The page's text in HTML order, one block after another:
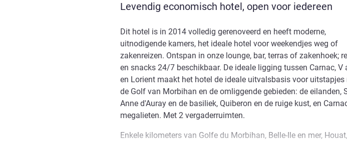
Levendig economisch hotel, open voor iedereen
Dit hotel is in 2014 volledig gerenoveerd en heeft moderne,
uitnodigende kamers, het ideale hotel voor weekendjes weg of
zakenreizen. Ontspan in onze lounge, bar, terras of zakenhoek;
en snacks 24/7 beschikbaar. De ideale ligging tussen Carnac, V
en Lorient maakt het hotel de ideale uitvalsbasis voor uitstapjes
de Golf van Morbihan en de omliggende gebieden: de eilanden,
Anne d'Auray en de basiliek, Quiberon en de ruige kust, en
megalieten. Met 2 vergaderruimten.
Enkele kilometers van Golfe du Morbihan, Belle-Ile en mer, Houat,